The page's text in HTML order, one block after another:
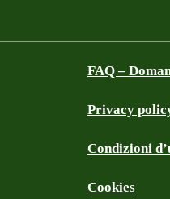
FAQ –
Privacy
Condizioni
Cookies